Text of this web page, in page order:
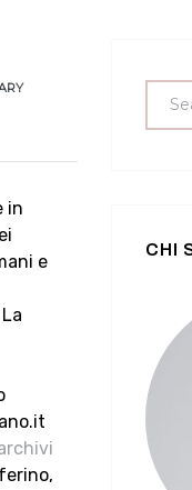
in
e
CHI